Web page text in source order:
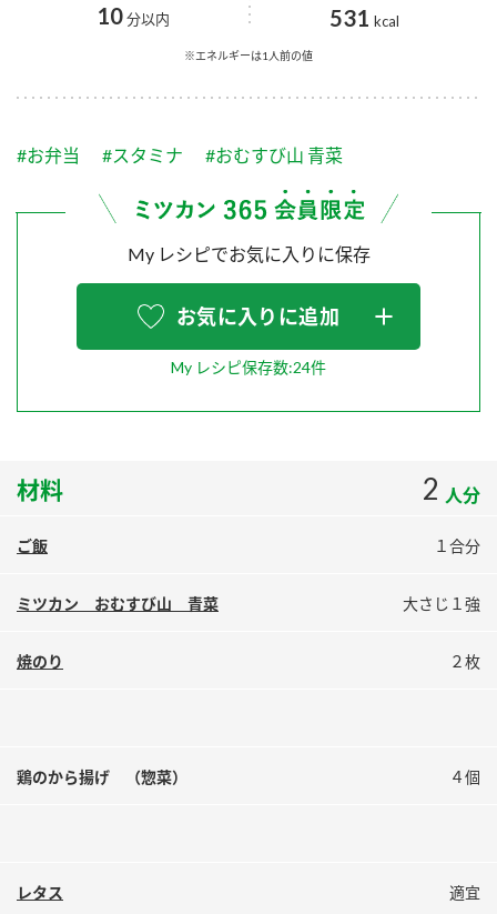
スープ 中華
ふりかけ おすしの素
炊き込みご飯の素 米飯用調味液
Fibee
かおりの蔵
つゆ
納豆のサイト
ぽん酢サワー
ロングセラー商品 ＋ おすすめレシピ
企業理念
ミツカンを知る
水の文化センター（アーカイブ）
ZENB initiative
MIM（ミツカンミュージアム）
お客様相談センター
お客様の声をいかしました
販売終了製品のご案内
地図から取り扱い店舗を探す
ミツカン公式通販
10分以内 531 kcal
※エネルギーは1人前の値
#お弁当 #スタミナ #おむすび山 青菜
My レシピでお気に入りに保存
お気に入りに追加
My レシピ保存数:24件
材料 2 人分
ご飯 １合分
ミツカン おむすび山 青菜 大さじ１強
焼のり ２枚
鶏のから揚げ （惣菜） ４個
レタス 適宜